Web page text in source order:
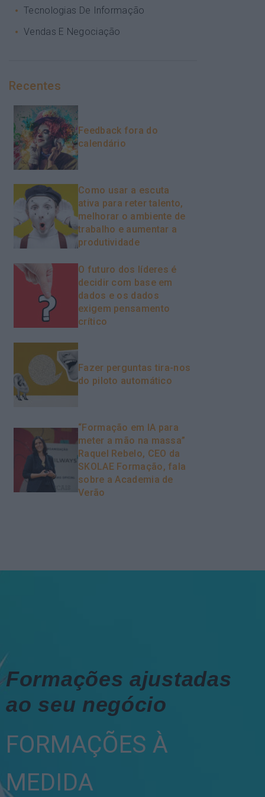
Tecnologias De Informação
Vendas E Negociação
Recentes
Feedback fora do
calendário
Como usar a escuta
ativa para reter talento,
melhorar o ambiente de
trabalho e aumentar a
produtividade
O futuro dos líderes é
decidir com base em
dados e os dados
exigem pensamento
crítico
Fazer perguntas tira-nos
do piloto automático
“Formação em IA para
meter a mão na massa”
Raquel Rebelo, CEO da
SKOLAE Formação, fala
sobre a Academia de
Verão
Formações ajustadas
ao seu negócio
FORMAÇÕES À
MEDIDA